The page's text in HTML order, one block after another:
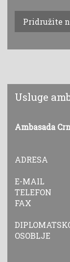
Pridružite
Usluge
Ambasada
ADRESA
E-MAIL
TELEFON
FAX
OSOBLJE